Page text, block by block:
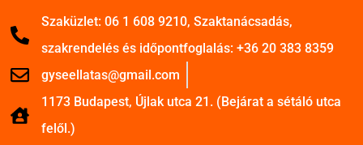
Szaküzlet: 06 1 608 9210, Szaktanácsadás,
szakrendelés és időpontfoglalás: +36 20 383 8359
gyseellatas@gmail.com
1173 Budapest, Újlak utca 21. (Bejárat a sétáló utca
felől.)